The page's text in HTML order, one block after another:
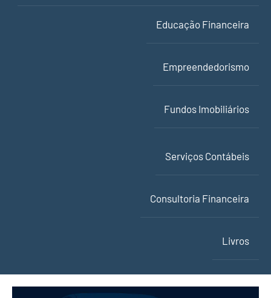
Educação Financeira
Empreendedorismo
Fundos Imobiliários
Serviços Contábeis
Consultoria Financeira
Livros